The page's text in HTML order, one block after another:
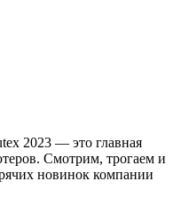
2023 — это главная
Смотрим, трогаем и
новинок компании